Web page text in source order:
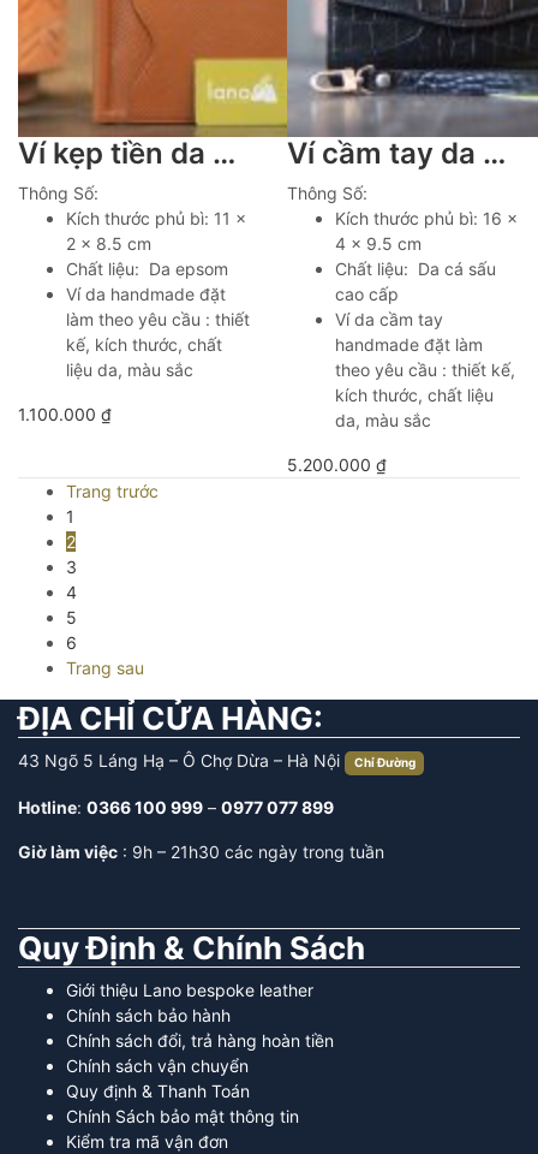
Ví kẹp tiền da bò cao cấp handmade khâu tay thủ công Lano VKT03
Thông Số:
Kích thước phủ bì: 11 x
2 x 8.5 cm
Chất liệu: Da epsom
Ví da handmade đặt
làm theo yêu cầu : thiết
kế, kích thước, chất
liệu da, màu sắc
1.100.000 ₫
Ví cầm tay da cá sấu handmade khâu tay thủ công Lano VCTK011
Thông Số:
Kích thước phủ bì: 16 x
4 x 9.5 cm
Chất liệu: Da cá sấu
cao cấp
Ví da cầm tay
handmade đặt làm
theo yêu cầu : thiết kế,
kích thước, chất liệu
da, màu sắc
5.200.000 ₫
Trang trước
1
2
3
4
5
6
Trang sau
ĐỊA CHỈ CỬA HÀNG:
43 Ngõ 5 Láng Hạ – Ô Chợ Dừa – Hà Nội Chỉ Đường
Hotline: 0366 100 999 – 0977 077 899
Giờ làm việc : 9h – 21h30 các ngày trong tuần
Quy Định & Chính Sách
Giới thiệu Lano bespoke leather
Chính sách bảo hành
Chính sách đổi, trả hàng hoàn tiền
Chính sách vận chuyển
Quy định & Thanh Toán
Chính Sách bảo mật thông tin
Kiểm tra mã vận đơn